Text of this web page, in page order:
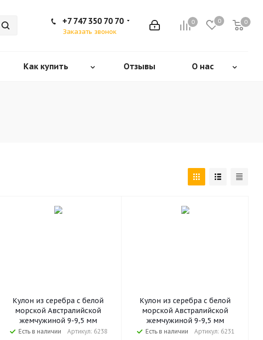
0 0 0
+7 747 350 70 70
Заказать звонок
Как купить Отзывы О нас
Кулон из серебра с белой
морской Австралийской
жемчужиной 9-9,5 мм
Есть в наличии Артикул: 6238
Кулон из серебра с белой
морской Австралийской
жемчужиной 9-9,5 мм
Есть в наличии Артикул: 6231